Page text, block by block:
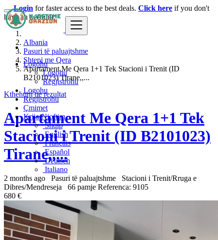
Logohu
Logohu
Regjistrohu
Logohu
Regjistrohu
Çmimet
Krijo Njoftim
Shqip
English
Français
Español
Deutsch
Italiano
Login for faster access to the best deals. Click here if you don't
have an account.
Albania
Pasuri të paluajtshme
Shtepi me Qera
Apartament Me Qera 1+1 Tek Stacioni i Trenit (ID
B2101023) Tirane,,...
Kthehuni ne rezultat
Apartament Me Qera 1+1 Tek
Stacioni i Trenit (ID B2101023)
Tirane,,...
2 months ago Pasuri të paluajtshme
Stacioni i Trenit/Rruga e
Dibres/Mendreseja
66 pamje Referenca: 9105
680 €